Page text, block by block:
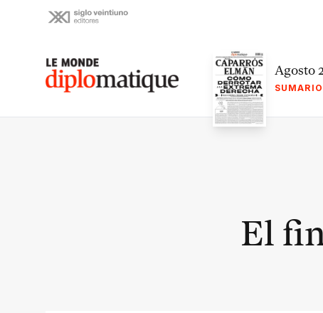
Le monde diplomatique Agosto
SUMARIO
El